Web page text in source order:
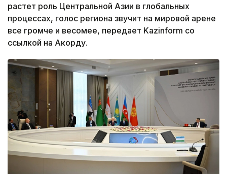
растет роль Центральной Азии в глобальных
процессах, голос региона звучит на мировой арене
все громче и весомее, передает Kazinform со
ссылкой на Акорду.